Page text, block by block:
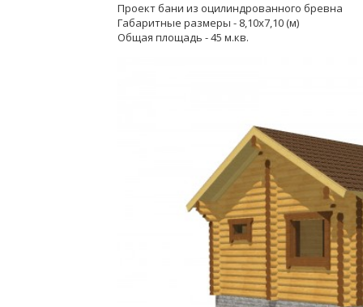
Проект бани из оцилиндрованного бревна
Габаритные размеры - 8,10х7,10 (м)
Общая площадь - 45 м.кв.